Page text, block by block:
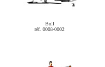
Boll
réf. 0008-0002